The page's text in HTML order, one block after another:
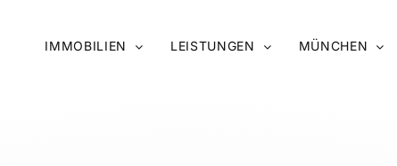
IMMOBILIEN LEISTUNGEN MÜNCHEN